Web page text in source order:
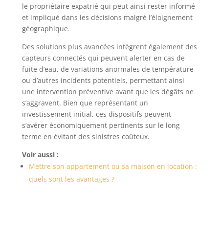
le propriétaire expatrié qui peut ainsi rester informé
et impliqué dans les décisions malgré l’éloignement
géographique.
Des solutions plus avancées intègrent également des
capteurs connectés qui peuvent alerter en cas de
fuite d’eau, de variations anormales de température
ou d’autres incidents potentiels, permettant ainsi
une intervention préventive avant que les dégâts ne
s’aggravent. Bien que représentant un
investissement initial, ces dispositifs peuvent
s’avérer économiquement pertinents sur le long
terme en évitant des sinistres coûteux.
Voir aussi :
Mettre son appartement ou sa maison en location :
quels sont les avantages ?